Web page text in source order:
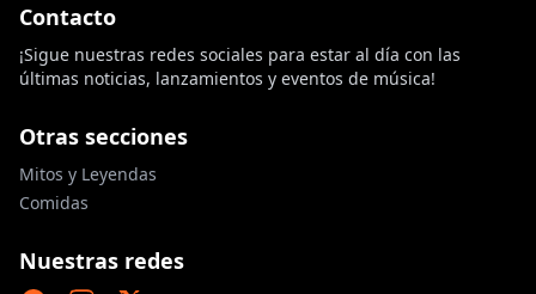
Contacto
¡Sigue nuestras redes sociales para estar al día con las
últimas noticias, lanzamientos y eventos de música!
Otras secciones
Mitos y Leyendas
Comidas
Nuestras redes